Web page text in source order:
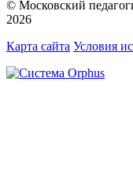
© Московский
2026
Карта сайта Условия